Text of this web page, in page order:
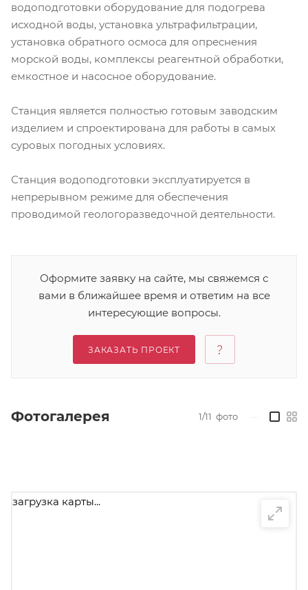
водоподготовки оборудование для подогрева
исходной воды, установка ультрафильтрации,
установка обратного осмоса для опреснения
морской воды, комплексы реагентной обработки,
емкостное и насосное оборудование.
Станция является полностью готовым заводским
изделием и спроектирована для работы в самых
суровых погодных условиях.
Станция водоподготовки эксплуатируется в
непрерывном режиме для обеспечения
проводимой геологоразведочной деятельности.
Оформите заявку на сайте, мы свяжемся с
вами в ближайшее время и ответим на все
интересующие вопросы.
ЗАКАЗАТЬ ПРОЕКТ
Фотогалерея 1/11 фото
загрузка карты...